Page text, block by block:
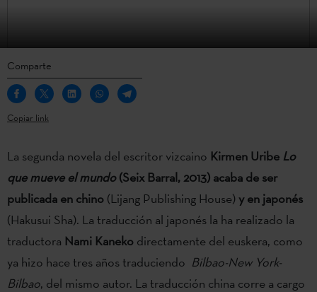
Comparte
Copiar link
La segunda novela del escritor vizcaino Kirmen Uribe Lo
que mueve el mundo(Seix Barral, 2013) acaba de ser
publicada en chino (Lijang Publishing House) y en japonés
(Hakusui Sha). La traducción al japonés la ha realizado la
traductora Nami Kaneko directamente del euskera, como
ya hizo hace tres años traduciendo Bilbao-New York-
Bilbao, del mismo autor. La traducción china corre a cargo